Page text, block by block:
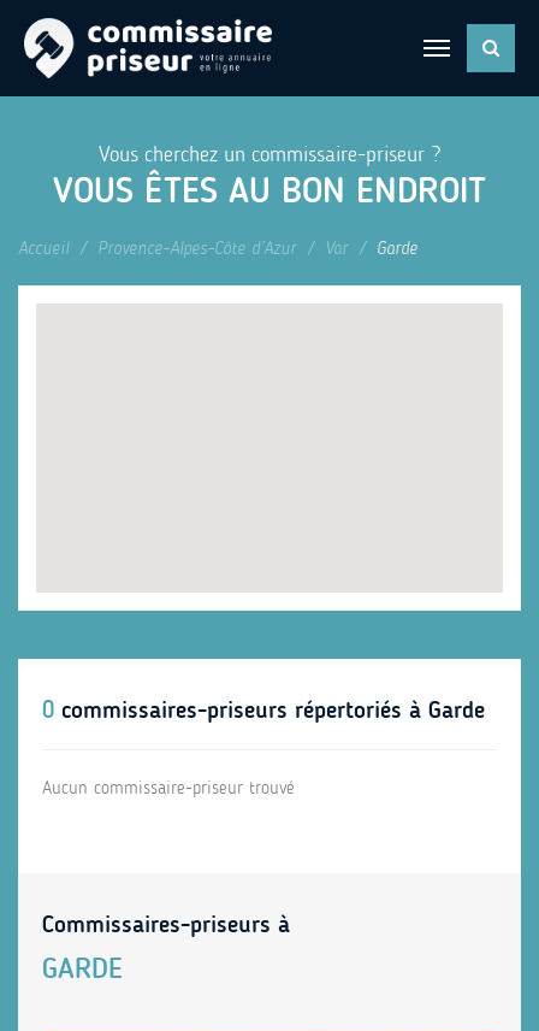
Vous cherchez un commissaire-priseur ?
VOUS ÊTES AU BON ENDROIT
Accueil Provence-Alpes-Côte d’Azur Var Garde
0 commissaires-priseurs répertoriés à Garde
Aucun commissaire-priseur trouvé
Commissaires-priseurs à
GARDE